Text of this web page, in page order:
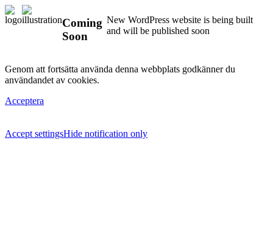
Coming
Soon
New WordPress website is being built
and will be published soon
Genom att fortsätta använda denna webbplats godkänner du
användandet av cookies.
Acceptera
Accept settingsHide notification only